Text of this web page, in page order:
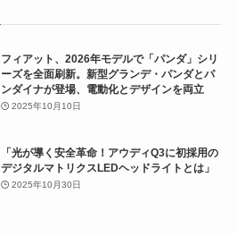
フィアット、2026年モデルで「パンダ」シリ
ーズを全面刷新。新型グランデ・パンダとパ
ンダイナが登場、電動化とデザインを両立
2025年10月10日
「光が導く安全革命！アウディQ3に初採用の
デジタルマトリクスLEDヘッドライトとは」
2025年10月30日